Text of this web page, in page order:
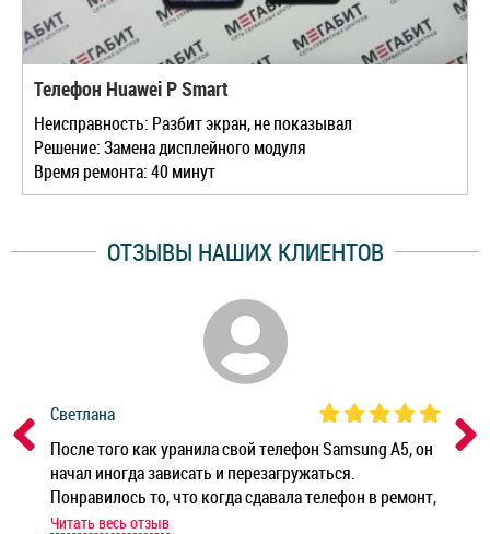
Телефон Huawei P Smart
Неисправность: Разбит экран, не показывал
Решение: Замена дисплейного модуля
Время ремонта: 40 минут
ОТЗЫВЫ НАШИХ КЛИЕНТОВ
Светлана
После того как уранила свой телефон Samsung A5, он
начал иногда зависать и перезагружаться.
Понравилось то, что когда сдавала телефон в ремонт,
мастер при мне сделал быструю диагностику и сказал
Читать весь отзыв